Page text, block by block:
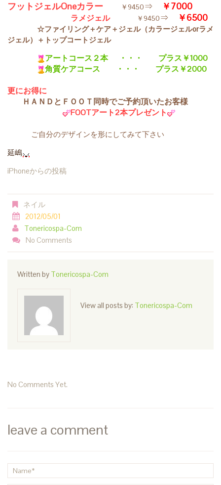
フットジェルOneカラー ￥9450⇒ ￥7000
ラメジェル ￥9450⇒ ￥6500
☆ファイリング＋ケア＋ジェル（カラージェルorラメ
ジェル）＋トップコートジェル
アートコース２本 ・・・ プラス￥1000
角質ケアコース ・・・ プラス￥2000
更にお得に
ＨＡＮＤとＦＯＯＴ同時でご予約頂いたお客様
FOOTアート2本プレゼント
ご自分のデザインを形にしてみて下さい
延嶋
iPhoneからの投稿
ネイル
2012/05/01
Tonericospa-Com
No Comments
Written by Tonericospa-Com
View all posts by: Tonericospa-Com
No Comments Yet.
leave a comment